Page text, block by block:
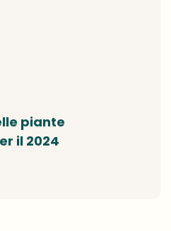
piante
il 2024